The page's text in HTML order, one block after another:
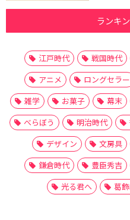
ランキ
江戸時代 戦国時代
アニメ
ロングセラー
雑学
お菓子 幕末
べらぼう
明治時代
デザイン
文房具
鎌倉時代
豊臣秀吉
光る君へ
葛